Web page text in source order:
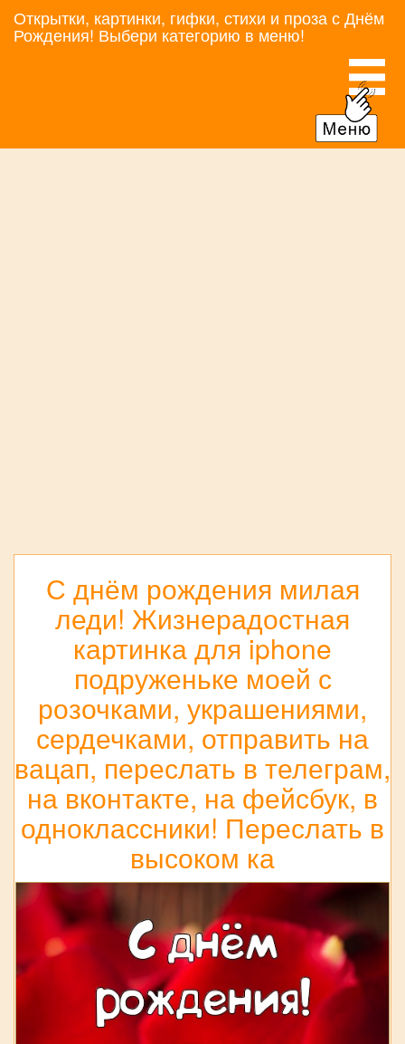
Открытки, картинки, гифки, стихи и проза с Днём
Рождения! Выбери категорию в меню!
С днём рождения милая
леди! Жизнерадостная
картинка для iphone
подруженьке моей с
розочками, украшениями,
сердечками, отправить на
вацап, переслать в телеграм,
на вконтакте, на фейсбук, в
одноклассники! Переслать в
высоком ка